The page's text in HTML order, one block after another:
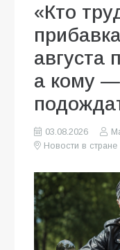
«Кто
августа
а кому —
03.08.2026
Новости в стране